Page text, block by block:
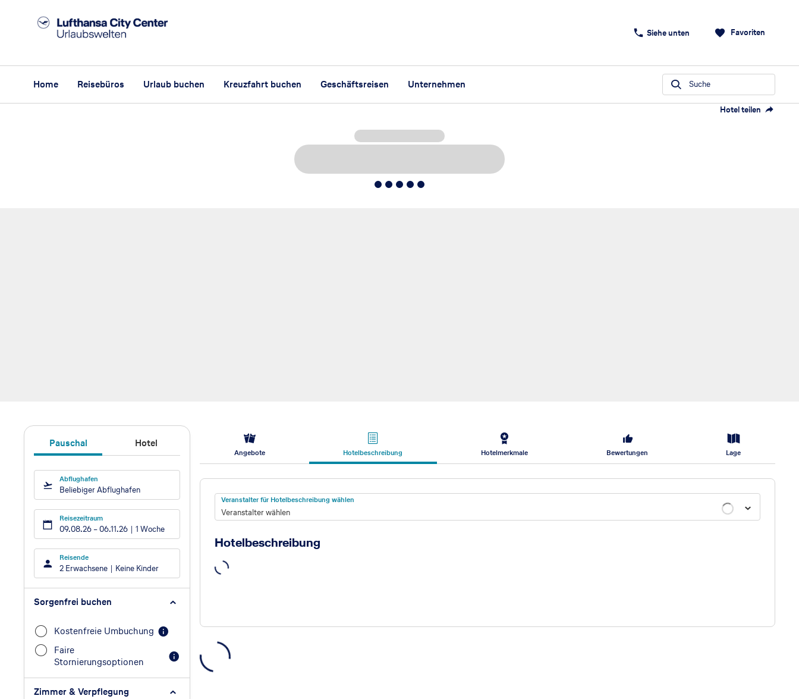
Siehe unten Favoriten
Home Reisebüros Urlaub buchen Kreuzfahrt buchen Geschäftsreisen Unternehmen Suche
Hotel teilen
5
Pauschal Hotel
Abflughafen
Beliebiger Abflughafen
Reisezeitraum
09.08.26 –06.11.26 1 Woche
Reisende
2 Erwachsene Keine Kinder
Sorgenfrei buchen
Kostenfreie Umbuchung
Faire
Stornierungsoptionen
Zimmer & Verpflegung
Angebote Hotelbeschreibung Hotelmerkmale Bewertungen Lage
Hotelbeschreibung
Veranstalter für Hotelbeschreibung wählen
Veranstalter wählen
Hotelbeschreibung